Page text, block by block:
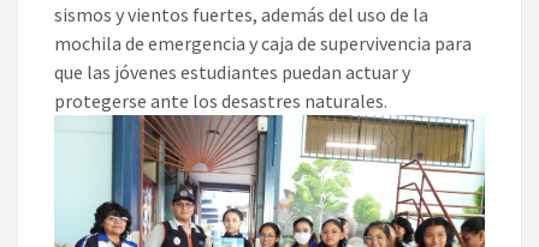
sismos y vientos fuertes, además del uso de la
mochila de emergencia y caja de supervivencia para
que las jóvenes estudiantes puedan actuar y
protegerse ante los desastres naturales.